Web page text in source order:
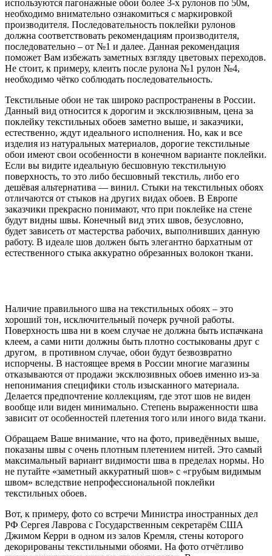
используются пагонажные обои более 3-х рулонов по 50м,
необходимо внимательно ознакомиться с маркировкой
производителя. Последовательность поклейки рулонов
должна соответствовать рекомендациям производителя,
последовательно – от №1 и далее. Данная рекомендация
поможет Вам избежать заметных взгляду цветовых переходов.
Не стоит, к примеру, клеить после рулона №1 рулон №4,
необходимо чётко соблюдать последовательность.
Текстильные обои не так широко распространены в России.
Данный вид относится к дорогим и эксклюзивным, цена за
поклейку текстильных обоев заметно выше, и заказчики,
естественно, ждут идеального исполнения. Но, как и все
изделия из натуральных материалов, дорогие текстильные
обои имеют свои особенности в конечном варианте поклейки.
Если вы видите идеальную бесшовную текстильную
поверхность, то это либо бесшовный текстиль, либо его
дешёвая альтернатива — винил. Стыки на текстильных обоях
отличаются от стыков на других видах обоев. В Европе
заказчики прекрасно понимают, что при поклейке на стене
будут видны швы. Конечный вид этих швов, безусловно,
будет зависеть от мастерства рабочих, выполнивших данную
работу. В идеале шов должен быть элегантно бархатным от
естественного стыка аккуратно обрезанных волокон ткани.
Наличие правильного шва на текстильных обоях – это
хороший тон, исключительный почерк ручной работы.
Поверхность шва ни в коем случае не должна быть испачкана
клеем, а сами нити должны быть плотно состыкованы друг с
другом, в противном случае, обои будут безвозвратно
испорчены. В настоящее время в России многие магазины
отказываются от продажи эксклюзивных обоев именно из-за
непонимания специфики столь изысканного материала.
Делается предпочтение коллекциям, где этот шов не виден
вообще или виден минимально. Степень выраженности шва
зависит от особенностей плетения того или иного вида ткани.
Обращаем Ваше внимание, что на фото, приведённых выше,
показаны швы с очень плотным плетением нитей. Это самый
максимальный вариант видимости шва в пределах нормы. Но
не путайте «заметный аккуратный шов» с «грубым видимым
швом» вследствие непрофессиональной поклейки
текстильных обоев.
Вот, к примеру, фото со встречи Министра иностранных дел
РФ Сергея Лаврова с Государственным секретарём США
Джимом Керри в одном из залов Кремля, стены которого
декорированы текстильными обоями. На фото отчётливо